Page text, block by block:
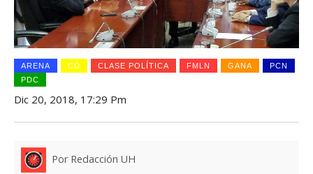
ARENA CD CLASE POLÍTICA FMLN GANA
PCN
PDC
Dic 20, 2018, 17:29 Pm
Por Redacción UH